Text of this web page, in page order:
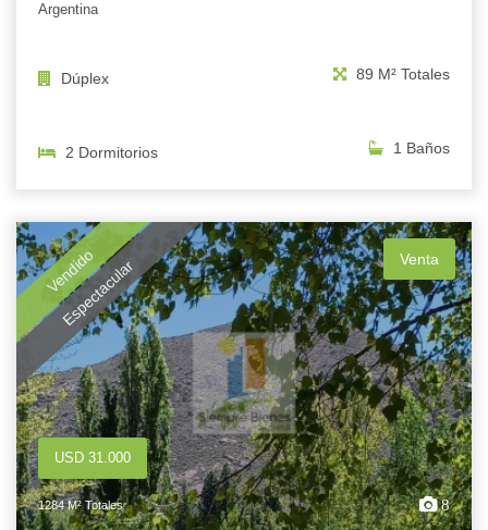
Argentina
Dúplex 89 M² Totales
2 Dormitorios 1 Baños
Vendido
Espectacular Venta
USD 31.000
1284 M² Totales 8